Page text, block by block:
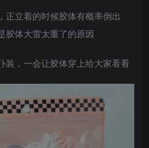
正立着的时候胶体有概率倒出
胶体大雷太重了的原因
装，一会让胶体穿上给大家看看